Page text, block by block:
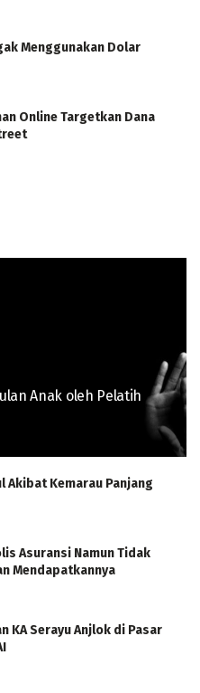
Menggunakan Dolar
Online Targetkan Dana
Anak oleh Pelatih
Akibat Kemarau Panjang
Asuransi Namun Tidak
Mendapatkannya
KA Serayu Anjlok di Pasar